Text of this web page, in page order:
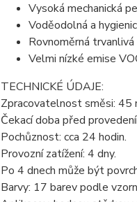
Vysoká mechanická
Voděodolná a
Rovnoměrná trvanlivá
Velmi nízké emise
TECHNICKÉ ÚDAJE:
Zpracovatelnost směsi: 45
Čekací doba před
Pochůznost: cca 24 hodin.
Provozní zatížení: 4 dny.
Po 4 dnech může být
Barvy: 17 barev podle